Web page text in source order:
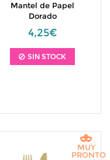
Mantel de Papel
Dorado
4,25€
SIN STOCK
MUY
PRONTO